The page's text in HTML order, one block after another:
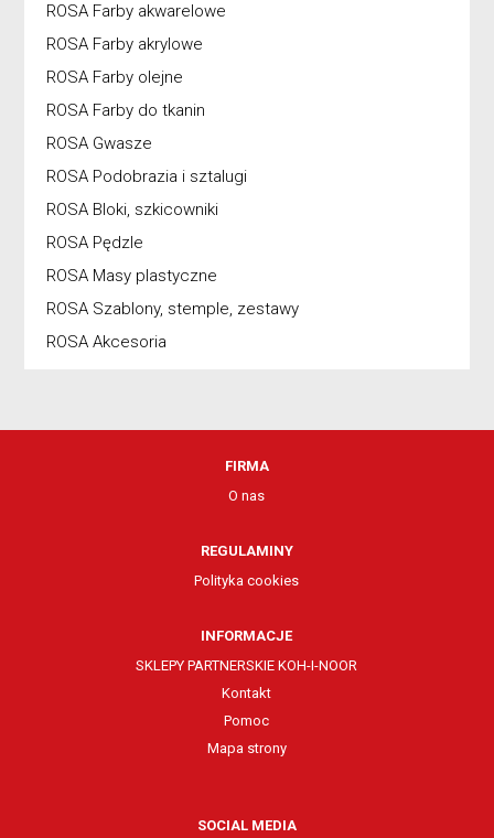
ROSA Farby akwarelowe
ROSA Farby akrylowe
ROSA Farby olejne
ROSA Farby do tkanin
ROSA Gwasze
ROSA Podobrazia i sztalugi
ROSA Bloki, szkicowniki
ROSA Pędzle
ROSA Masy plastyczne
ROSA Szablony, stemple, zestawy
ROSA Akcesoria
FIRMA
O nas
REGULAMINY
Polityka cookies
INFORMACJE
SKLEPY PARTNERSKIE KOH-I-NOOR
Kontakt
Pomoc
Mapa strony
SOCIAL MEDIA